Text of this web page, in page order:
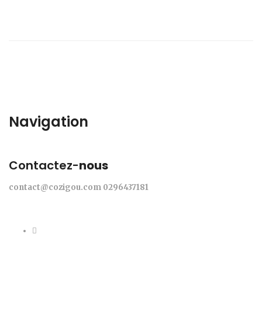
Navigation
Contactez-nous
contact@cozigou.com 0296437181